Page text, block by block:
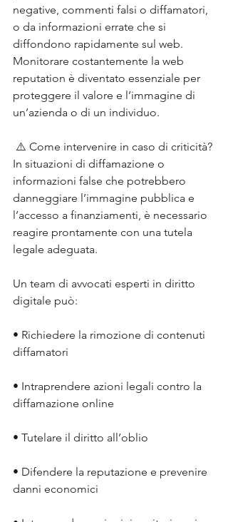
negative, commenti falsi o diffamatori,
o da informazioni errate che si
diffondono rapidamente sul web.
Monitorare costantemente la web
reputation è diventato essenziale per
proteggere il valore e l’immagine di
un’azienda o di un individuo.
⚠️ Come intervenire in caso di criticità?
In situazioni di diffamazione o
informazioni false che potrebbero
danneggiare l’immagine pubblica e
l’accesso a finanziamenti, è necessario
reagire prontamente con una tutela
legale adeguata.
Un team di avvocati esperti in diritto
digitale può:
• Richiedere la rimozione di contenuti
diffamatori
• Intraprendere azioni legali contro la
diffamazione online
• Tutelare il diritto all’oblio
• Difendere la reputazione e prevenire
danni economici